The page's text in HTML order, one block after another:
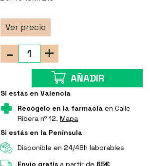
Ver precio
+
-
AÑADIR
Si estás en Valencia
Recógelo en la farmacia en Calle
Ribera nº 12.Mapa
Si estás en la Península
Disponible en 24/48h laborables
Envío gratis a partir de 65€